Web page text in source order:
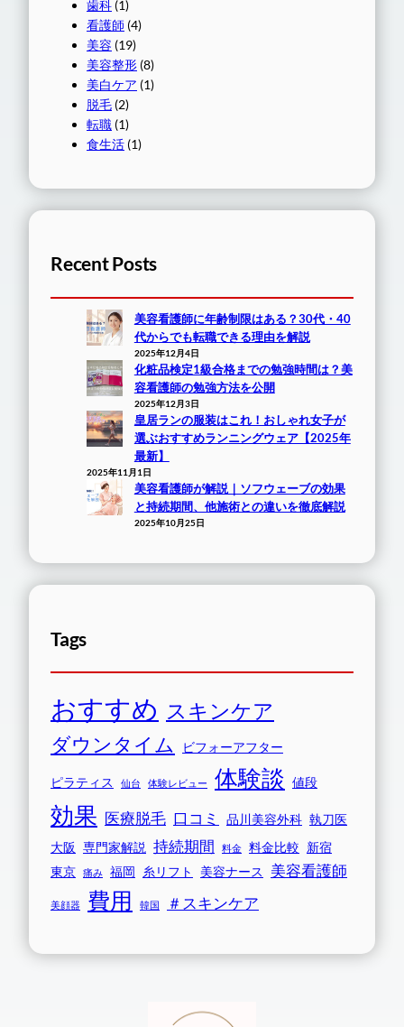
歯科 (1)
看護師 (4)
美容 (19)
美容整形 (8)
美白ケア (1)
脱毛 (2)
転職 (1)
食生活 (1)
Recent Posts
美容看護師に年齢制限はある？30代・40
代からでも転職できる理由を解説
2025年12月4日
化粧品検定1級合格までの勉強時間は？美
容看護師の勉強方法を公開
2025年12月3日
皇居ランの服装はこれ！おしゃれ女子が
選ぶおすすめランニングウェア【2025年
最新】
2025年11月1日
美容看護師が解説｜ソフウェーブの効果
と持続期間、他施術との違いを徹底解説
2025年10月25日
Tags
おすすめ スキンケア
ダウンタイム ビフォーアフター
ピラティス 仙台 体験レビュー 体験談 値段
効果 医療脱毛 口コミ 品川美容外科 執刀医
大阪 専門家解説 持続期間 料金 料金比較 新宿
東京
痛み 福岡 糸リフト 美容ナース 美容看護師
美顔器 費用 韓国 ＃スキンケア